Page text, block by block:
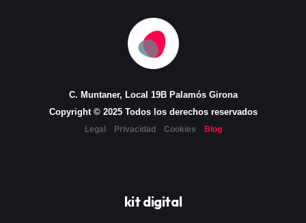
C. Muntaner, Local 19B Palamós Girona
Copyright © 2025 Todos los derechos reservados
Legal Privacidad Cookies Blog
kit digital